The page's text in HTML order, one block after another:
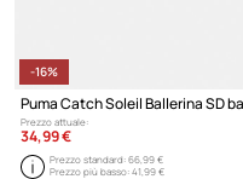
-16%
Prezzo attuale:
34,99 €
Prezzo standard:66,99 €
Prezzo più basso:41,99 €